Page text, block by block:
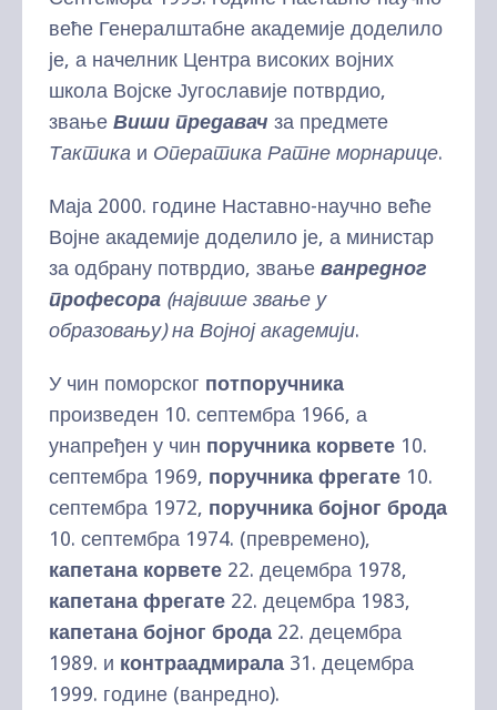
веће Генералштабне академије доделило
је, а начелник Центра високих војних
школа Војске Југославије потврдио,
звање Виши предавач за предмете
Тактика и Оператика Ратне морнарице.
Маја 2000. године Наставно-научно веће
Војне академије доделило је, а министар
за одбрану потврдио, звање ванредног
професора (највише звање у
образовању) на Војној академији.
У чин поморског потпоручника
произведен 10. септембра 1966, а
унапређен у чин поручника корвете 10.
септембра 1969, поручника фрегате 10.
септембра 1972, поручника бојног брода
10. септембра 1974. (превремено),
капетана корвете 22. децембра 1978,
капетана фрегате 22. децембра 1983,
капетана бојног брода 22. децембра
1989. и контраадмирала 31. децембра
1999. године (ванредно).